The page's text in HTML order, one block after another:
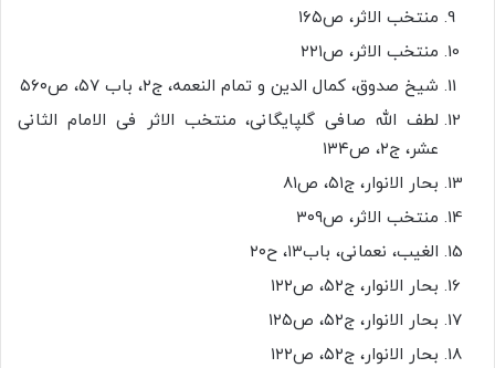
منتخب الاثر، ص۱۶۵
منتخب الاثر، ص۲۲۱
شیخ صدوق، کمال الدین و تمام النعمه، ج۲، باب ۵۷، ص۵۶۰
لطف الله صافی گلپایگانی، منتخب الاثر فی الامام الثانی
عشر، ج۲، ص۱۳۴
بحار الانوار، ج۵۱، ص۸۱
منتخب الاثر، ص۳۰۹
الغیب، نعمانی، باب۱۳، ح۲۰
بحار الانوار، ج۵۲، ص۱۲۲
بحار الانوار، ج۵۲، ص۱۲۵
بحار الانوار، ج۵۲، ص۱۲۲